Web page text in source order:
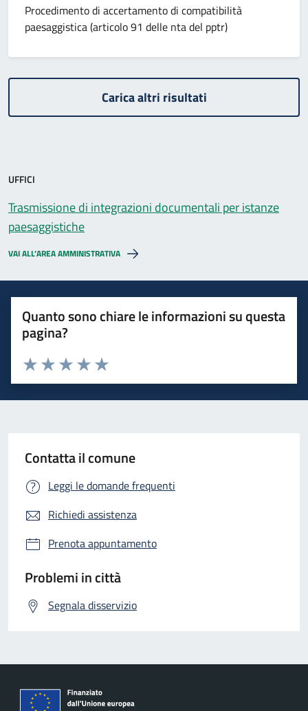
Procedimento di accertamento di compatibilità
paesaggistica (articolo 91 delle nta del pptr)
Carica altri risultati
UFFICI
Trasmissione di integrazioni documentali per istanze
paesaggistiche
VAI ALL’AREA AMMINISTRATIVA
Quanto sono chiare le informazioni su questa
pagina?
Valuta 5 stelle su 5
Valuta 4 stelle su 5
Valuta 3 stelle su 5
Valuta 2 stelle su 5
Valuta 1 stelle su 5
Contatta il comune
Leggi le domande frequenti
Richiedi assistenza
Prenota appuntamento
Problemi in città
Segnala disservizio